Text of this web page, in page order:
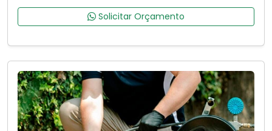
Solicitar Orçamento